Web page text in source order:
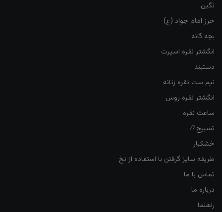
نگین
حرز امام جواد (ع)
بچه گانه
انگشتر نقره اسپرت
دستبند
نیم ست نقره زنانه
انگشتر نقره روس
ساعت نقره
تسبیح📿
خشکبار
طریقه سایز گرفتن با استفاده از نخ
تماس با ما
درباره ما
راهنما